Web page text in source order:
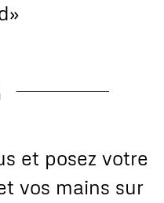
et posez votre
vos mains sur